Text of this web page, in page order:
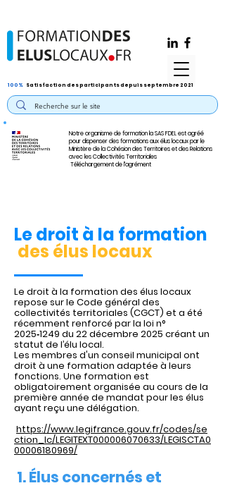
Notre organisme de formation la SAS FDEL est agréé
pour dispenser des formations aux élus locaux par le
Ministère de la Cohésion des Territoires et des Relations
avec les Collectivités Territoriales
Téléchargement de l'agrément
100% Satisfaction des participants depuis septembre 2021
Le droit à la formation
des élus locaux
Le droit à la formation des élus locaux
repose sur le Code général des
collectivités territoriales (CGCT) et a été
récemment renforcé par la loi n°
2025‑1249 du 22 décembre 2025 créant un
statut de l’élu local.
Les membres d'un conseil municipal ont
droit à une formation adaptée à leurs
fonctions. Une formation est
obligatoirement organisée au cours de la
première année de mandat pour les élus
ayant reçu une délégation.
https://www.legifrance.gouv.fr/codes/se
ction_lc/LEGITEXT000006070633/LEGISCTA0
00006180969/
1. Élus concernés et